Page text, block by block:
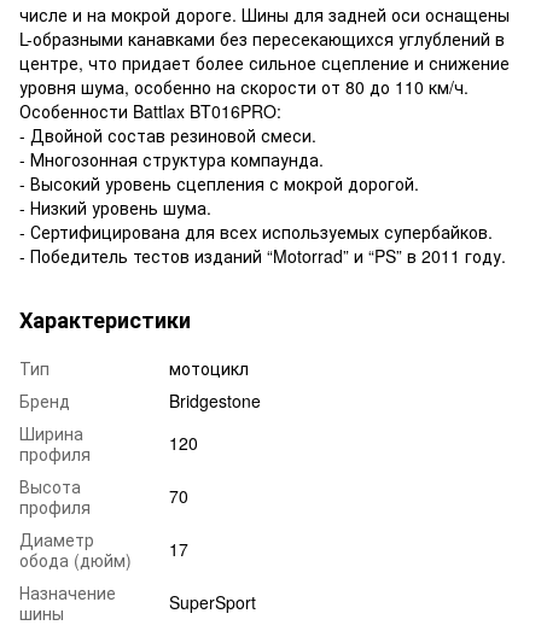
числе и на мокрой дороге. Шины для задней оси оснащены
L-образными канавками без пересекающихся углублений в
центре, что придает более сильное сцепление и снижение
уровня шума, особенно на скорости от 80 до 110 км/ч.
Особенности Battlax BT016PRO:
- Двойной состав резиновой смеси.
- Многозонная структура компаунда.
- Высокий уровень сцепления с мокрой дорогой.
- Низкий уровень шума.
- Сертифицирована для всех используемых супербайков.
- Победитель тестов изданий “Motorrad” и “PS” в 2011 году.
Характеристики
Тип
мотоцикл
Бренд
Bridgestone
Ширина
профиля
120
Высота
профиля
70
Диаметр
обода (дюйм)
17
Назначение
шины
SuperSport